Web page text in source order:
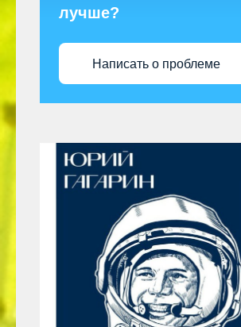
лучше?
Написать о проблеме